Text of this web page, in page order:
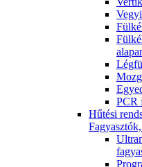
PCR
Hűtési